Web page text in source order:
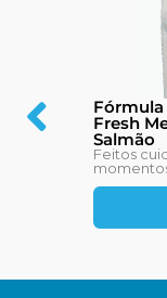
Fresh
Salmão
Feitos